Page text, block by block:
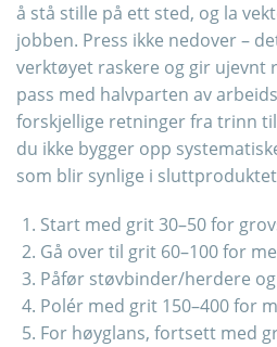
å stå stille på ett sted, og la
jobben. Press ikke nedover –
verktøyet raskere og gir ujevnt
pass med halvparten av
forskjellige retninger fra trinn
du ikke bygger opp
som blir synlige i
Start med grit 30–50 for
Gå over til grit 60–100 for
Påfør støvbinder/herdere
Polér med grit 150–400 for
For høyglans, fortsett med